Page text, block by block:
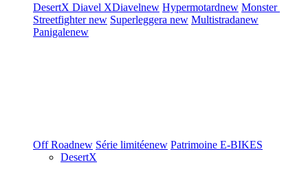
DesertX Diavel XDiavelnew Hypermotardnew Monster
Streetfighternew Superleggera new Multistradanew
Panigalenew
Off Roadnew Série limitéenew Patrimoine E-BIKES
DesertX